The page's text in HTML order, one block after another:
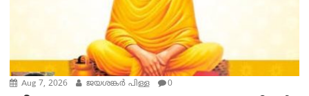
Aug 7, 2026 ജയശങ്കര്‍ പിള്ള 0